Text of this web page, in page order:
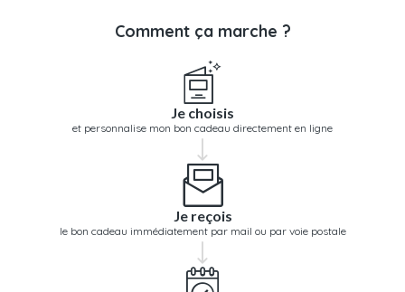
Comment ça marche ?
Je choisis
et personnalise mon bon cadeau directement en ligne
Je reçois
le bon cadeau immédiatement par mail ou par voie postale